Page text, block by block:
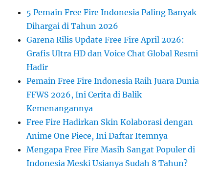
5 Pemain Free Fire Indonesia Paling Banyak
Dihargai di Tahun 2026
Garena Rilis Update Free Fire April 2026:
Grafis Ultra HD dan Voice Chat Global Resmi
Hadir
Pemain Free Fire Indonesia Raih Juara Dunia
FFWS 2026, Ini Cerita di Balik
Kemenangannya
Free Fire Hadirkan Skin Kolaborasi dengan
Anime One Piece, Ini Daftar Itemnya
Mengapa Free Fire Masih Sangat Populer di
Indonesia Meski Usianya Sudah 8 Tahun?